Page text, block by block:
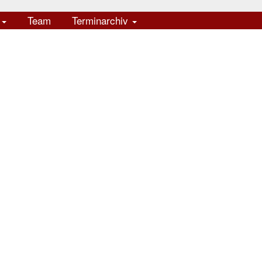
Team Terminarchiv